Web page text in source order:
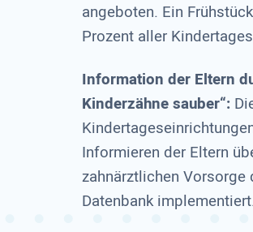
angeboten. Ein
Prozent aller
Information der Eltern
Kinderzähne sauber“:
Informieren der Eltern
zahnärztlichen
Datenbank